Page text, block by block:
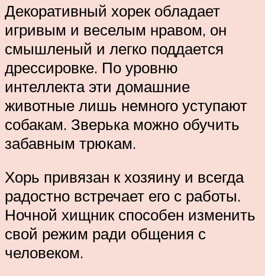
Декоративный хорек обладает
игривым и веселым нравом, он
смышленый и легко поддается
дрессировке. По уровню
интеллекта эти домашние
животные лишь немного уступают
собакам. Зверька можно обучить
забавным трюкам.
Хорь привязан к хозяину и всегда
радостно встречает его с работы.
Ночной хищник способен изменить
свой режим ради общения с
человеком.